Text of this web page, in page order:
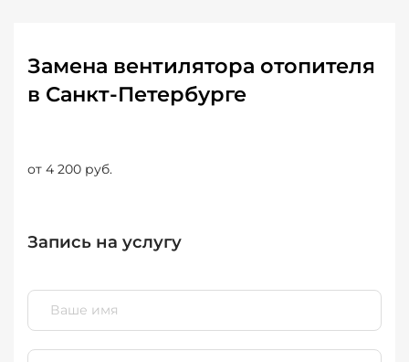
Замена вентилятора отопителя
в Санкт-Петербурге
от 4 200 руб.
Запись на услугу